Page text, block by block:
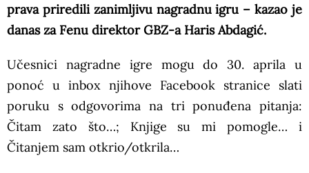
prava priredili zanimljivu nagradnu igru – kazao je
danas za Fenu direktor GBZ-a Haris Abdagić.
Učesnici nagradne igre mogu do 30. aprila u
ponoć u inbox njihove Facebook stranice slati
poruku s odgovorima na tri ponuđena pitanja:
Čitam zato što…; Knjige su mi pomogle… i
Čitanjem sam otkrio/otkrila…